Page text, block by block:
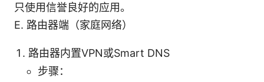
只使用信誉良好的应用。
E. 路由器端（家庭网络）
路由器内置VPN或Smart DNS
步骤：